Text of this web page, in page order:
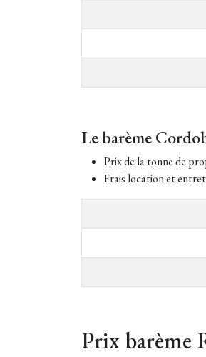
Le barème
Prix de la tonne de
Frais location et
Prix barème